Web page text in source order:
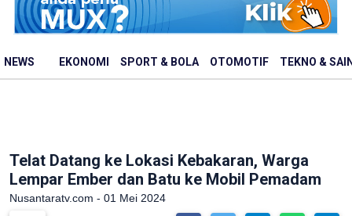
NEWS EKONOMI SPORT & BOLA OTOMOTIF TEKNO &
Telat Datang ke Lokasi Kebakaran, Warga
Lempar Ember dan Batu ke Mobil Pemadam
Nusantaratv.com - 01 Mei 2024